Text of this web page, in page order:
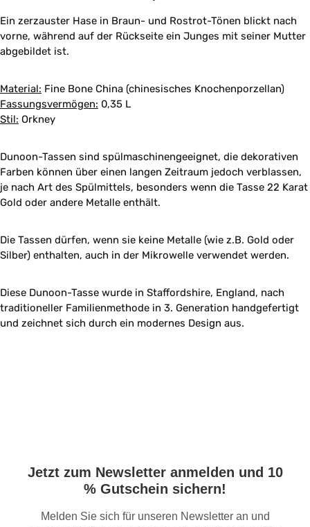
Ein zerzauster Hase in Braun- und Rostrot-Tönen blickt nach
vorne, während auf der Rückseite ein Junges mit seiner Mutter
abgebildet ist.
Material: Fine Bone China (chinesisches Knochenporzellan)
Fassungsvermögen: 0,35 L
Stil: Orkney
Dunoon-Tassen sind spülmaschinengeeignet, die dekorativen
Farben können über einen langen Zeitraum jedoch verblassen,
je nach Art des Spülmittels, besonders wenn die Tasse 22 Karat
Gold oder andere Metalle enthält.
Die Tassen dürfen, wenn sie keine Metalle (wie z.B. Gold oder
Silber) enthalten, auch in der Mikrowelle verwendet werden.
Diese Dunoon-Tasse wurde in Staffordshire, England, nach
traditioneller Familienmethode in 3. Generation handgefertigt
und zeichnet sich durch ein modernes Design aus.
Jetzt zum Newsletter anmelden und 10
% Gutschein sichern!
Melden Sie sich für unseren Newsletter an und